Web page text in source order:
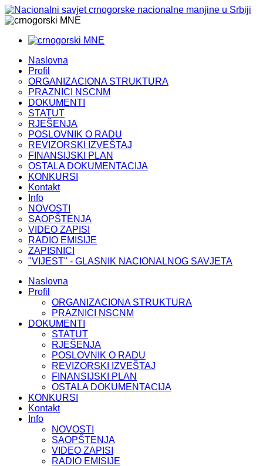
MNE
MNE
Naslovna
Profil
ORGANIZACIONA STRUKTURA
PRAZNICI NSCNM
DOKUMENTI
STATUT
RJEŠENJA
POSLOVNIK O RADU
REVIZORSKI IZVEŠTAJ
FINANSIJSKI PLAN
OSTALA DOKUMENTACIJA
KONKURSI
Kontakt
Info
NOVOSTI
SAOPŠTENJA
VIDEO ZAPISI
RADIO EMISIJE
ZAPISNICI
"VIJEST" - GLASNIK NACIONALNOG SAVJETA
Naslovna
Profil
ORGANIZACIONA STRUKTURA
PRAZNICI NSCNM
DOKUMENTI
STATUT
RJEŠENJA
POSLOVNIK O RADU
REVIZORSKI IZVEŠTAJ
FINANSIJSKI PLAN
OSTALA DOKUMENTACIJA
KONKURSI
Kontakt
Info
NOVOSTI
SAOPŠTENJA
VIDEO ZAPISI
RADIO EMISIJE